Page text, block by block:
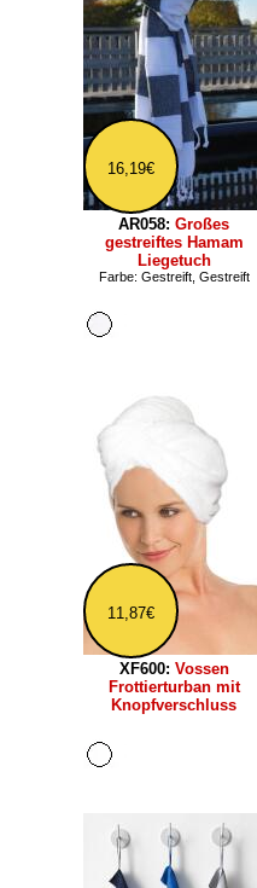
16,19€
AR058: Großes
gestreiftes Hamam
Liegetuch
Farbe: Gestreift, Gestreift
11,87€
XF600: Vossen
Frottierturban mit
Knopfverschluss